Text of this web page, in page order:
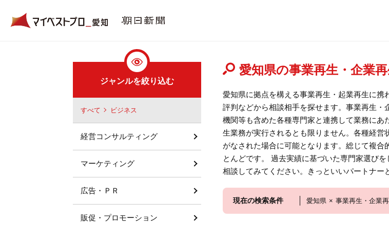
愛知県の事業再生・企業
愛知県に拠点を構える事業再生・起業再生に携
評判などから相談相手を探せます。事業再生
機関等も含めた各種専門家と連携して業務に
生業務が実行されるとも限りません。各種経
がなされた場合に可能となります。総じて複
とんどです。 過去実績に基づいた専門家選び
相談してみてください。きっといいパートナー
現在の検索条件 愛知県 × 事業再生・企業
ジャンルを絞り込む
すべて ビジネス
経営コンサルティング
マーケティング
広告・ＰＲ
販促・プロモーション